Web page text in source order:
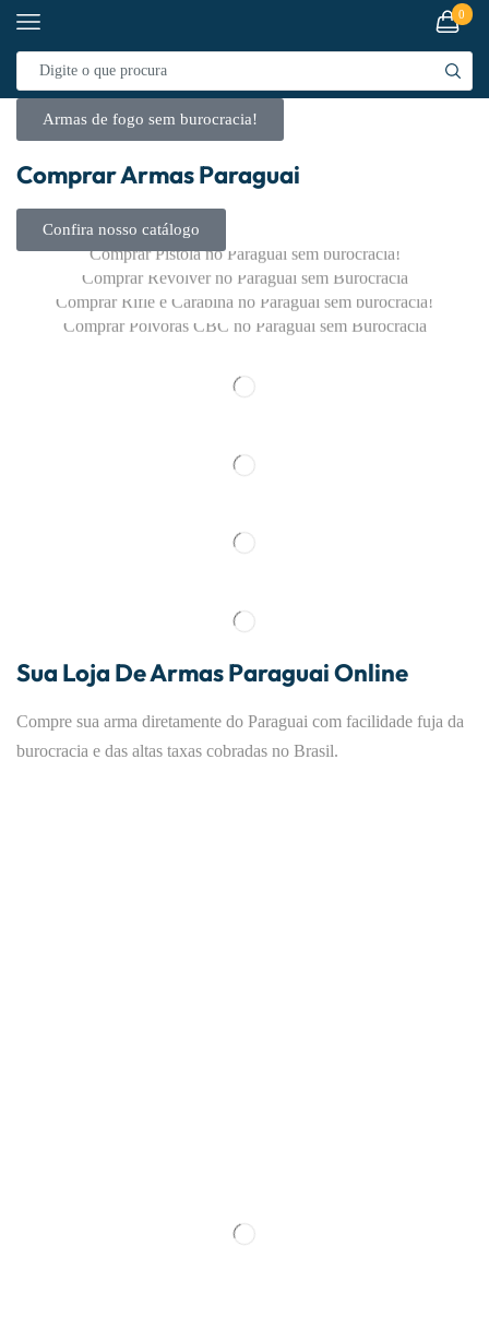
0
Armas de fogo sem burocracia!
Comprar Armas Paraguai
Confira nosso catálogoPISTOLAS
Comprar Pistola no Paraguai sem burocracia!
REVOLVER
Comprar Revolver no Paraguai sem Burocracia
CARABINAS / RIFLES
Comprar Rifle e Carabina no Paraguai sem burocracia!
PÓLVORAS
Comprar Pólvoras CBC no Paraguai sem Burocracia
Confira
Sua Loja De Armas Paraguai Online
Compre sua arma diretamente do Paraguai com facilidade fuja da
burocracia e das altas taxas cobradas no Brasil.